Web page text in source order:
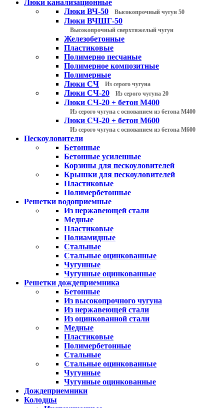
Люки канализационные
Люки ВЧ-50
Высокопрочный чугун 50
Люки ВЧШГ-50
Высокопрочный сверхтяжелый чугун
Железобетонные
Пластиковые
Полимерно песчаные
Полимерное композитные
Полимерные
Люки СЧ
Из серого чугуна
Люки СЧ-20 Из серого чугуна 20
Люки СЧ-20 + бетон М400
Из серого чугуна с основанием из бетона М400
Люки СЧ-20 + бетон М600
Из серого чугуна с основанием из бетона М600
Пескоуловители
Бетонные
Бетонные усиленные
Корзины для пескоуловителей
Крышки для пескоуловителей
Пластиковые
Полимербетонные
Решетки водоприемные
Из нержавеющей стали
Медные
Пластиковые
Полиамидные
Стальные
Стальные оцинкованные
Чугунные
Чугунные оцинкованные
Решетки дождеприемника
Бетонные
Из высокопрочного чугуна
Из нержавеющей стали
Из оцинкованной стали
Медные
Пластиковые
Полимербетонные
Стальные
Стальные оцинкованные
Чугунные
Чугунные оцинкованные
Дождеприемники
Колодцы